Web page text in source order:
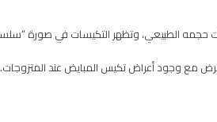
مع وجود أعراض تكيس المبايض عند المتزوجات.